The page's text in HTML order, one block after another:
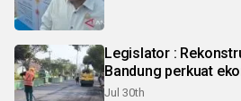
Legislator : Rekonstruksi Jalan Soreang-
Bandung perkuat
Jul 30th